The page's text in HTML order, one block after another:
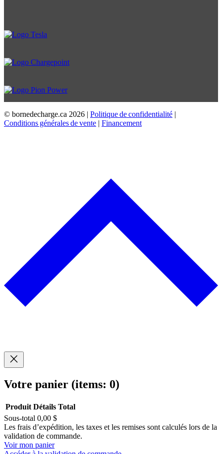
© bornedecharge.ca 2026 | Politique de confidentialité |
Conditions générales de vente | Financement
Votre panier (items: 0)
Produits
dans
Produit Détails Total
Sous-total 0,00 $
Les frais d’expédition, les taxes et les remises sont calculés lors de la
validation de commande.
Voir mon panier